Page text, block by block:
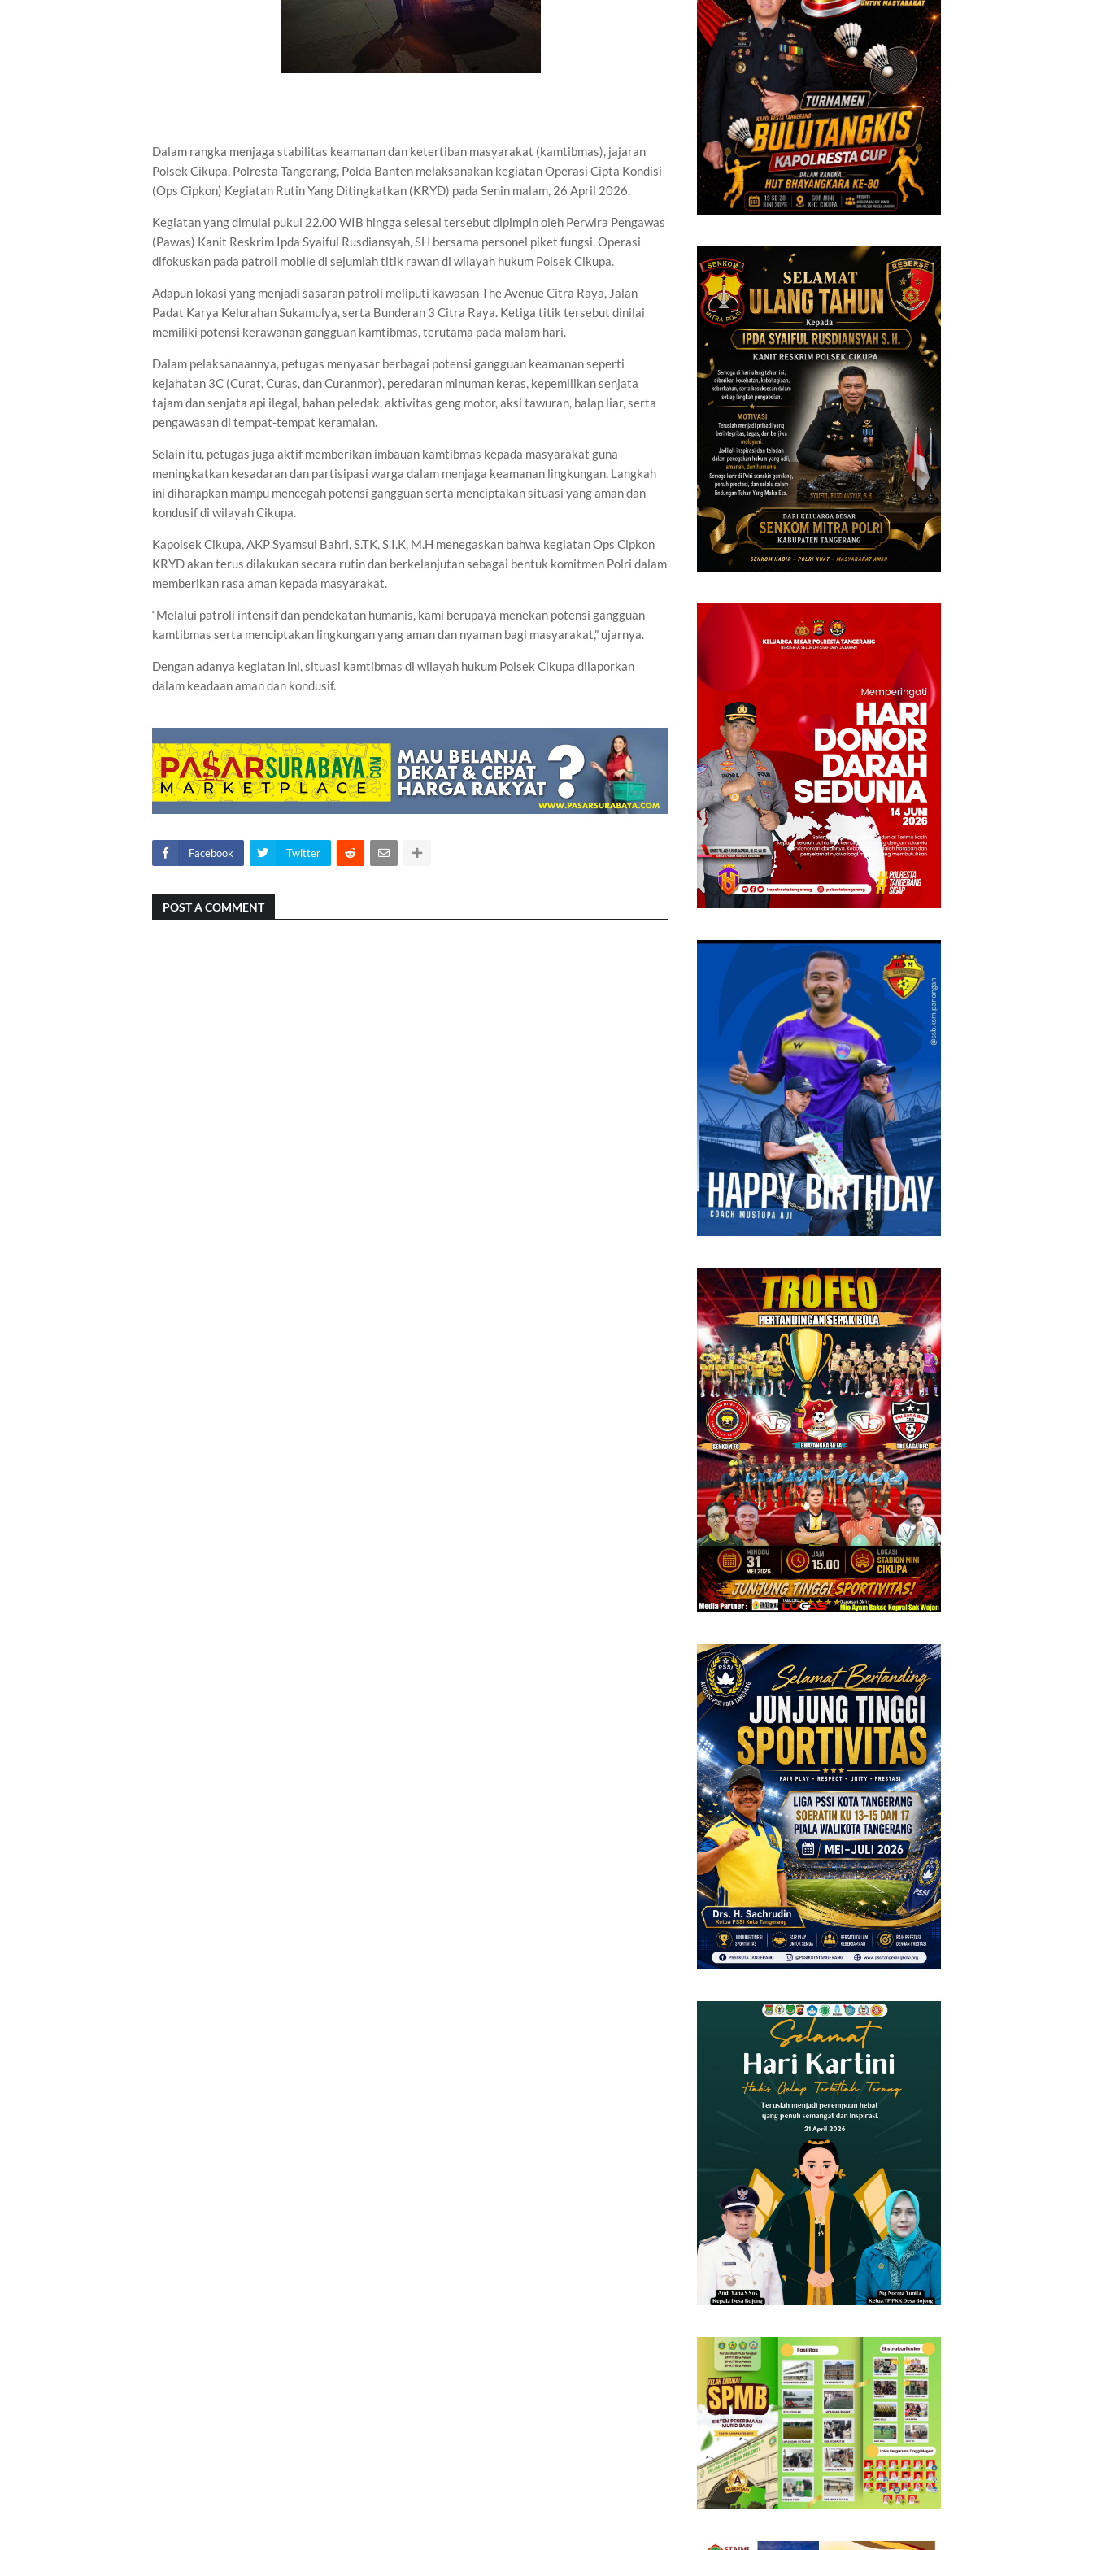
Dalam rangka menjaga stabilitas keamanan dan ketertiban masyarakat (kamtibmas), jajaran
Polsek Cikupa, Polresta Tangerang, Polda Banten melaksanakan kegiatan Operasi Cipta Kondisi
(Ops Cipkon) Kegiatan Rutin Yang Ditingkatkan (KRYD) pada Senin malam, 26 April 2026.
Kegiatan yang dimulai pukul 22.00 WIB hingga selesai tersebut dipimpin oleh Perwira Pengawas
(Pawas) Kanit Reskrim Ipda Syaiful Rusdiansyah, SH bersama personel piket fungsi. Operasi
difokuskan pada patroli mobile di sejumlah titik rawan di wilayah hukum Polsek Cikupa.
Adapun lokasi yang menjadi sasaran patroli meliputi kawasan The Avenue Citra Raya, Jalan
Padat Karya Kelurahan Sukamulya, serta Bunderan 3 Citra Raya. Ketiga titik tersebut dinilai
memiliki potensi kerawanan gangguan kamtibmas, terutama pada malam hari.
Dalam pelaksanaannya, petugas menyasar berbagai potensi gangguan keamanan seperti
kejahatan 3C (Curat, Curas, dan Curanmor), peredaran minuman keras, kepemilikan senjata
tajam dan senjata api ilegal, bahan peledak, aktivitas geng motor, aksi tawuran, balap liar, serta
pengawasan di tempat-tempat keramaian.
Selain itu, petugas juga aktif memberikan imbauan kamtibmas kepada masyarakat guna
meningkatkan kesadaran dan partisipasi warga dalam menjaga keamanan lingkungan. Langkah
ini diharapkan mampu mencegah potensi gangguan serta menciptakan situasi yang aman dan
kondusif di wilayah Cikupa.
Kapolsek Cikupa, AKP Syamsul Bahri, S.TK, S.I.K, M.H menegaskan bahwa kegiatan Ops Cipkon
KRYD akan terus dilakukan secara rutin dan berkelanjutan sebagai bentuk komitmen Polri dalam
memberikan rasa aman kepada masyarakat.
“Melalui patroli intensif dan pendekatan humanis, kami berupaya menekan potensi gangguan
kamtibmas serta menciptakan lingkungan yang aman dan nyaman bagi masyarakat,” ujarnya.
Dengan adanya kegiatan ini, situasi kamtibmas di wilayah hukum Polsek Cikupa dilaporkan
dalam keadaan aman dan kondusif.
Facebook Twitter
POST A COMMENT